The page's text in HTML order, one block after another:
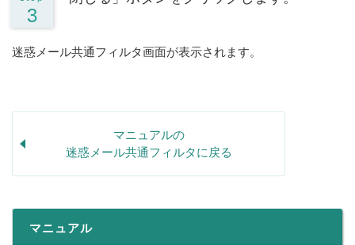
3
迷惑メール共通フィルタ画面が表示されます。
マニュアルの
迷惑メール共通フィルタに戻る
マニュアル